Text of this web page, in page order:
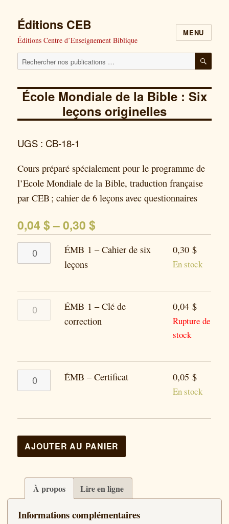
Éditions CEB
Éditions Centre d’Enseignement Biblique
MENU
Cherchez
publications
pour
:
École Mondiale de la Bible : Six
leçons originelles
UGS : CB-18-1
Cours préparé spécialement pour le programme de
l’Ecole Mondiale de la Bible, traduction française
par CEB ; cahier de 6 leçons avec questionnaires
0,04$–0,30$
quantité
de
–
Cahier
de
ÉMB 1 – Cahier de six
leçons
0,30$
En stock
ÉMB 1 – Clé de
correction
0,04$
Rupture de
stock
quantité
de
–
Certificat
ÉMB – Certificat 0,05$
En stock
AJOUTER AU PANIER
À propos Lire en ligne
Informations complémentaires